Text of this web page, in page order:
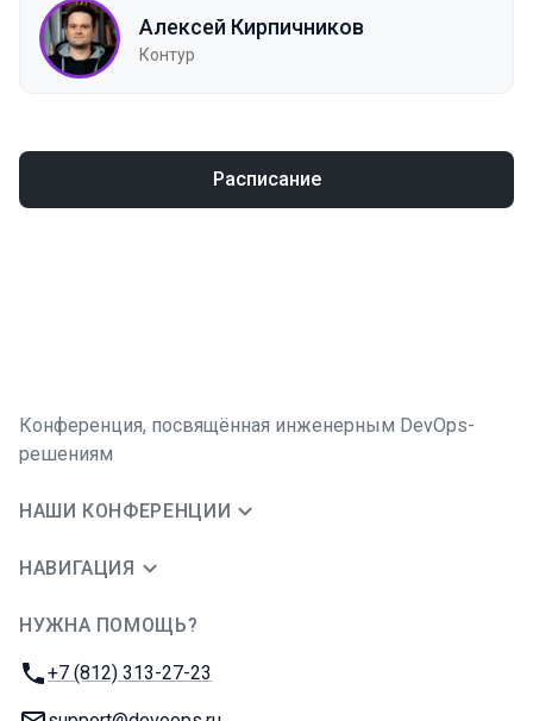
Алексей Кирпичников
Контур
Расписание
Конференция, посвящённая инженерным DevOps-
решениям
НАШИ КОНФЕРЕНЦИИ
НАВИГАЦИЯ
НУЖНА ПОМОЩЬ?
Телефон:
+7 (812) 313-27-23